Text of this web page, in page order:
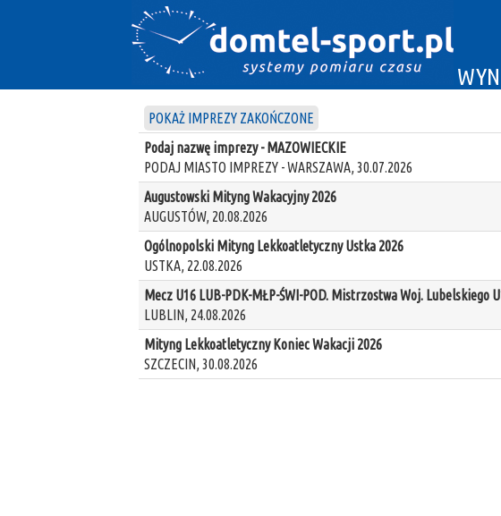
POKAŻ IMPREZY ZAKOŃCZONE
Podaj nazwę imprezy - MAZOWIECKIE
PODAJ MIASTO IMPREZY - WARSZAWA, 30.07.2026
Augustowski Mityng Wakacyjny 2026
AUGUSTÓW, 20.08.2026
Ogólnopolski Mityng Lekkoatletyczny Ustka 2026
USTKA, 22.08.2026
Mecz U16 LUB-PDK-MŁP-ŚWI-POD. Mistrzostwa Woj. Lubelskiego
LUBLIN, 24.08.2026
Mityng Lekkoatletyczny Koniec Wakacji 2026
SZCZECIN, 30.08.2026